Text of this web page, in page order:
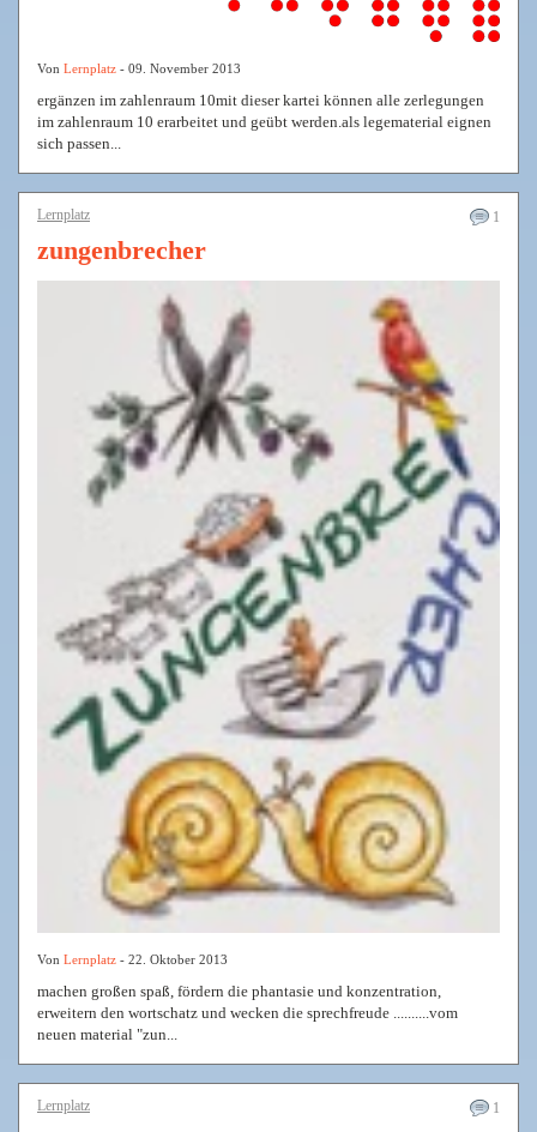
Von Lernplatz - 09. November 2013
ergänzen im zahlenraum 10mit dieser kartei können alle zerlegungen
im zahlenraum 10 erarbeitet und geübt werden.als legematerial eignen
sich passen...
1
Lernplatz
zungenbrecher
Von Lernplatz - 22. Oktober 2013
machen großen spaß, fördern die phantasie und konzentration,
erweitern den wortschatz und wecken die sprechfreude ..........vom
neuen material "zun...
1
Lernplatz